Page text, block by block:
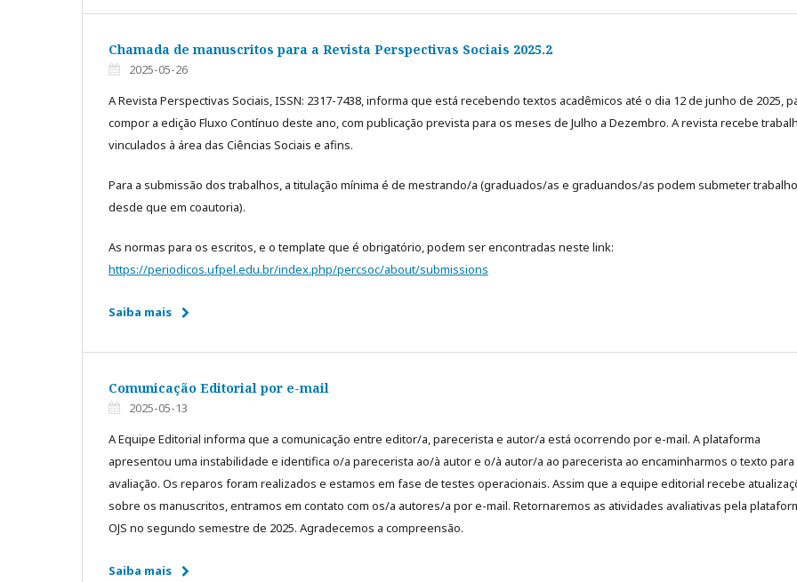
Chamada de manuscritos para a Revista Perspectivas Sociais 2025.2
2025-05-26
A Revista Perspectivas Sociais, ISSN: 2317-7438, informa que está recebendo textos acadêmicos até o dia 12 de junho de 2025,
compor a edição Fluxo Contínuo deste ano, com publicação prevista para os meses de Julho a Dezembro. A revista recebe
vinculados à área das Ciências Sociais e afins.
Para a submissão dos trabalhos, a titulação mínima é de mestrando/a (graduados/as e graduandos/as podem submeter
desde que em coautoria).
As normas para os escritos, e o template que é obrigatório, podem ser encontradas neste link:
https://periodicos.ufpel.edu.br/index.php/percsoc/about/submissions
Saiba mais
Comunicação Editorial por e-mail
2025-05-13
A Equipe Editorial informa que a comunicação entre editor/a, parecerista e autor/a está ocorrendo por e-mail. A plataforma
apresentou uma instabilidade e identifica o/a parecerista ao/à autor e o/à autor/a ao parecerista ao encaminharmos o texto para
avaliação. Os reparos foram realizados e estamos em fase de testes operacionais. Assim que a equipe editorial recebe
sobre os manuscritos, entramos em contato com os/a autores/a por e-mail. Retornaremos as atividades avaliativas pela
OJS no segundo semestre de 2025. Agradecemos a compreensão.
Saiba mais